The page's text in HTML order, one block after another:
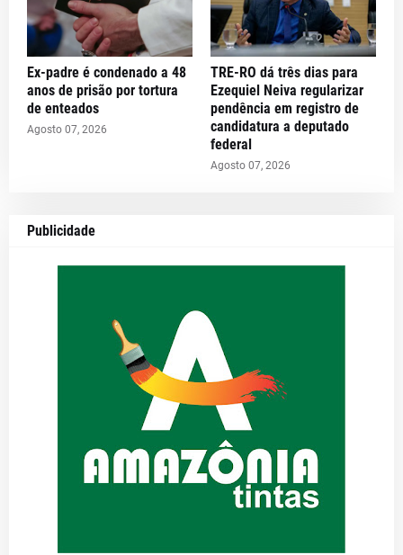
Ex-padre é condenado a 48
anos de prisão por tortura
de enteados
Agosto 07, 2026
TRE-RO dá três dias para
Ezequiel Neiva regularizar
pendência em registro de
candidatura a deputado
federal
Agosto 07, 2026
Publicidade